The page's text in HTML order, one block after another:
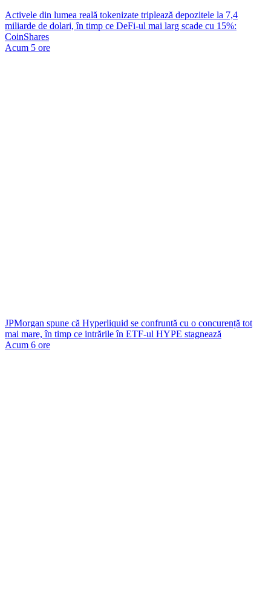
Activele din lumea reală tokenizate triplează depozitele la 7,4
miliarde de dolari, în timp ce DeFi-ul mai larg scade cu 15%:
CoinShares
Acum 5 ore
JPMorgan spune că Hyperliquid se confruntă cu o concurență tot
mai mare, în timp ce intrările în ETF-ul HYPE stagnează
Acum 6 ore